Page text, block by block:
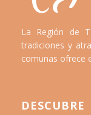
La Región de
tradiciones y
comunas ofrece
DESCUBRE